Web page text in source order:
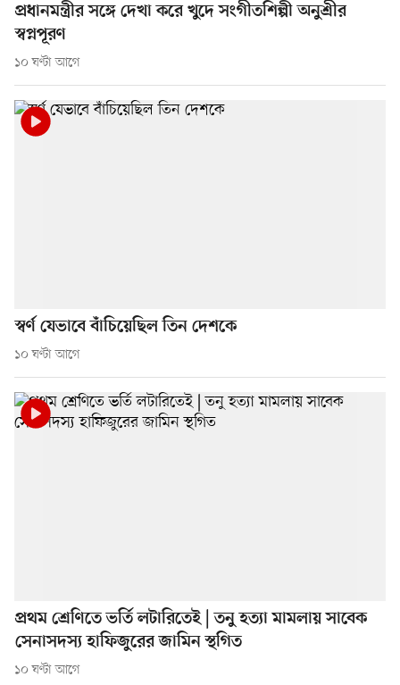
প্রধানমন্ত্রীর সঙ্গে দেখা করে খুদে সংগীতশিল্পী অনুশ্রীর
স্বপ্নপূরণ
১০ ঘণ্টা আগে
স্বর্ণ যেভাবে বাঁচিয়েছিল তিন দেশকে
১০ ঘণ্টা আগে
প্রথম শ্রেণিতে ভর্তি লটারিতেই | তনু হত্যা মামলায় সাবেক
সেনাসদস্য হাফিজুরের জামিন স্থগিত
১০ ঘণ্টা আগে